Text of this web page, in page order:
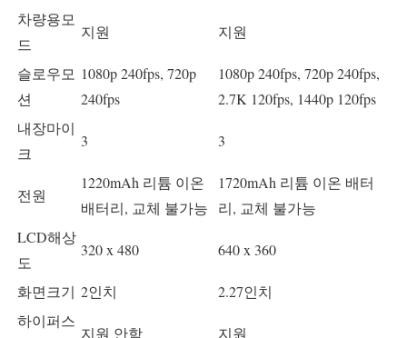
차량용모
드
지원 지원
슬로우모
션
1080p 240fps, 720p
240fps
1080p 240fps, 720p 240fps,
2.7K 120fps, 1440p 120fps
내장마이
크
3 3
전원
1220mAh 리튬 이온
배터리, 교체 불가능
1720mAh 리튬 이온 배터
리, 교체 불가능
LCD해상
도
320 x 480 640 x 360
화면크기 2인치
2.27인치
하이퍼스
지원 안함 지원